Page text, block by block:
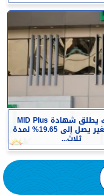
ميدبنك يطلق شهادة MID Plus
بعائد متغير يصل إلى 19.65% لمدة
ثلاث...